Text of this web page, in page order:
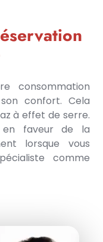
consommation
confort. Cela
à effet de serre.
en faveur de la
lorsque vous
comme